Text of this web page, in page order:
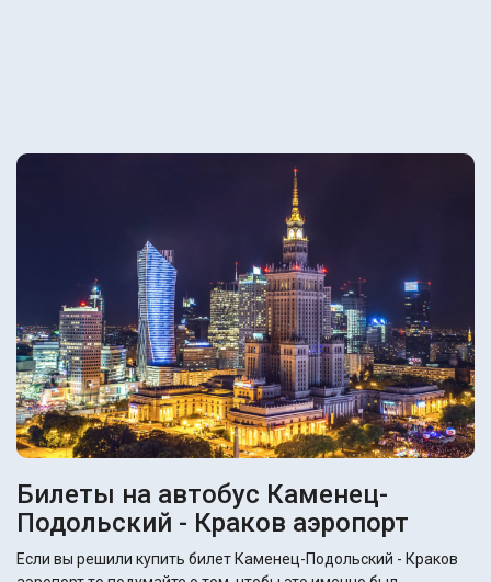
Билеты на автобус Каменец-
Подольский - Краков аэропорт
Если вы решили купить билет Каменец-Подольский - Краков